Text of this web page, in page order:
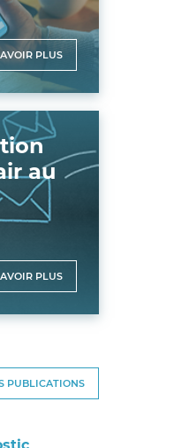
PLUS
au
PLUS
PUBLICATIONS